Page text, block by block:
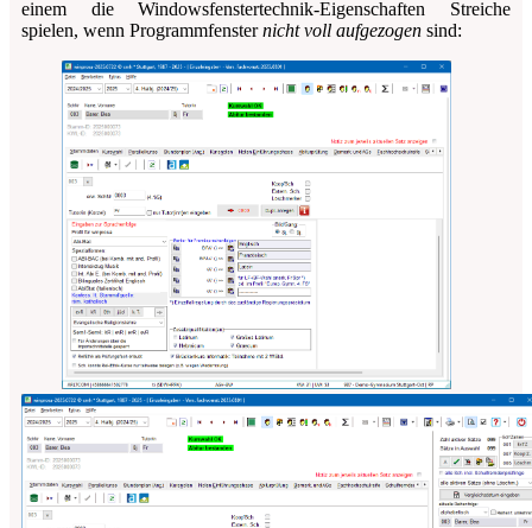
einem die Windows­fenster­technik-Eigenschaften Streiche
spielen, wenn Programmfensternicht voll aufgezogen sind: